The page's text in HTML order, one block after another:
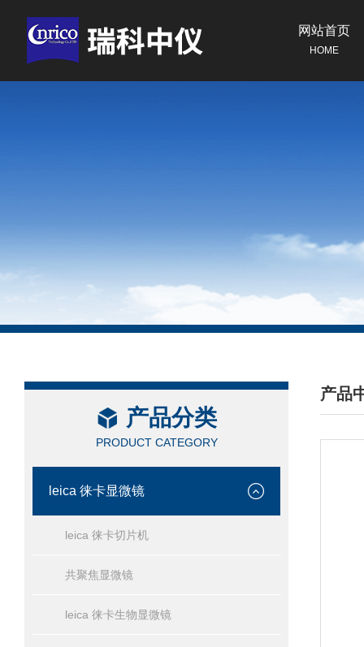
网站首页
HOME
产品分类
PRODUCT CATEGORY
leica 徕卡显微镜
leica 徕卡切片机
共聚焦显微镜
leica 徕卡生物显微镜
产品
/